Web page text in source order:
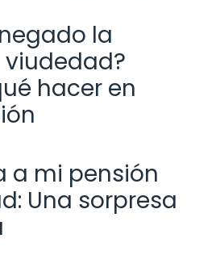
la
hacer en
a mi pensión
Una sorpresa